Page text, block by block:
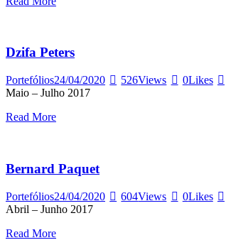
Dzifa Peters
Portefólios24/04/2020 526Views 0Likes
Maio – Julho 2017
Read More
Bernard Paquet
Portefólios24/04/2020 604Views 0Likes
Abril – Junho 2017
Read More